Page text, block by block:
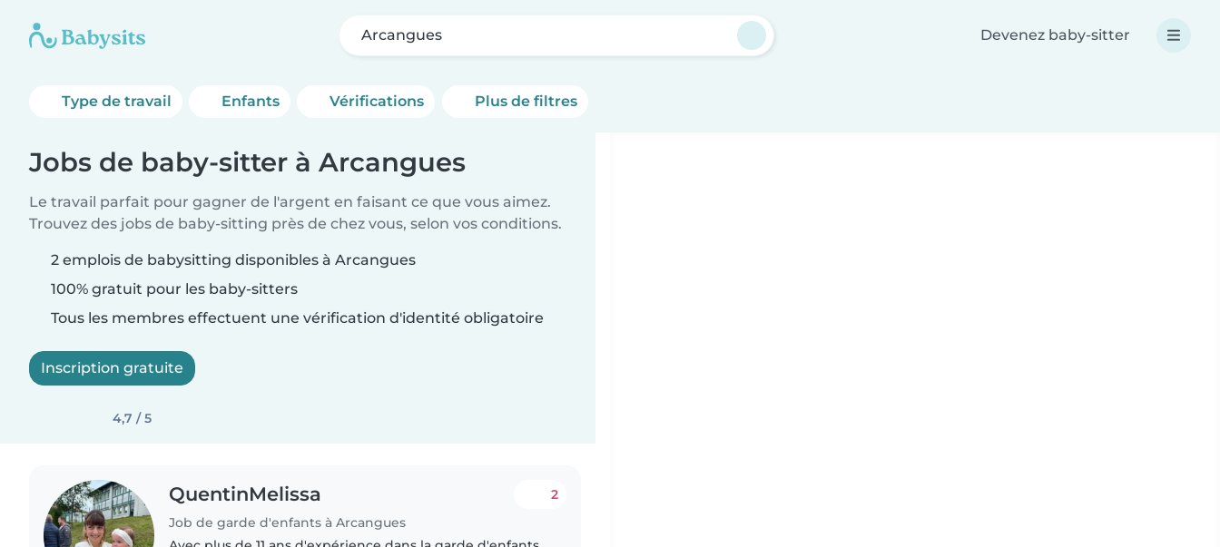
Arcangues Devenez baby-sitter
Type de travail Enfants Vérifications Plus de filtres
Jobs de baby-sitter à Arcangues
Le travail parfait pour gagner de l'argent en faisant ce que vous aimez.
Trouvez des jobs de baby-sitting près de chez vous, selon vos conditions.
2 emplois de babysitting disponibles à Arcangues
100% gratuit pour les baby-sitters
Tous les membres effectuent une vérification d'identité obligatoire
Inscription gratuite
4,7 / 5
QuentinMelissa
Job de garde d'enfants à Arcangues
2